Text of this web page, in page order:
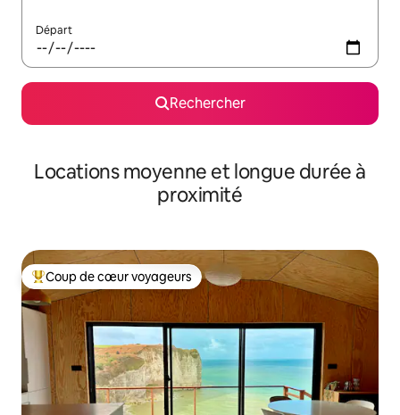
Départ
Rechercher
Locations moyenne et longue durée à
proximité
Coups de cœur voyageurs les plus appréciés
Coup de cœur voyageurs